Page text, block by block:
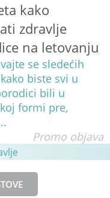
kako
zdravlje
na letovanju
se sledećih
biste svi u
bili u
formi pre,
Promo objava